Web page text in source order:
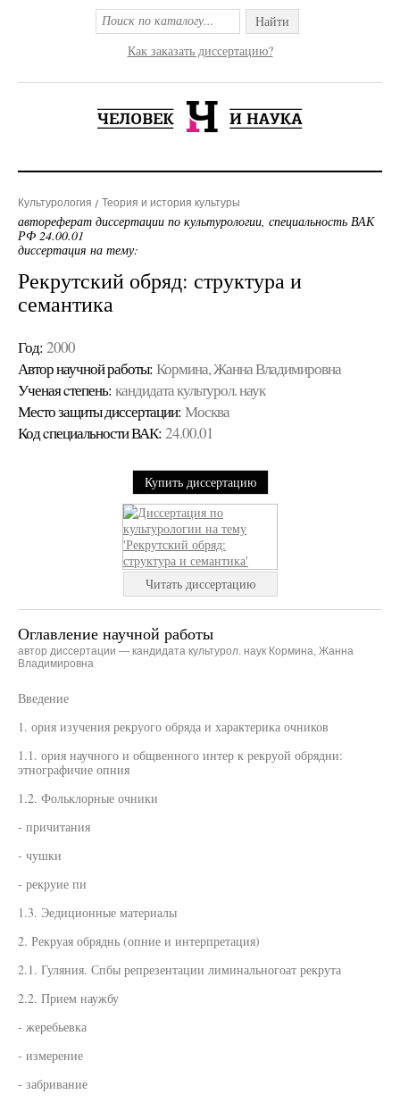
Найти
Как заказать диссертацию?
Культурология Теория и история культуры
автореферат диссертации по культурологии, специальность ВАК
РФ 24.00.01
диссертация на тему:
Рекрутский обряд: структура и
семантика
Год: 2000
Автор научной работы: Кормина, Жанна Владимировна
Ученая cтепень: кандидата культурол. наук
Место защиты диссертации: Москва
Код cпециальности ВАК: 24.00.01
Купить диссертацию
Читать диссертацию
Оглавление научной работы
автор диссертации — кандидата культурол. наук Кормина, Жанна
Владимировна
Введение
1. ория изучения рекруого обряда и характерика очников
1.1. ория научного и общвенного интер к рекруой обрядни:
этнографичие опния
1.2. Фольклорные очники
- причитания
- чушки
- рекруие пи
1.3. Эедиционные материалы
2. Рекруая обряднь (опние и интерпретация)
2.1. Гуляния. Спбы репрезентации лиминальногоат рекрута
2.2. Прием наужбу
- жеребьевка
- измерение
- забривание